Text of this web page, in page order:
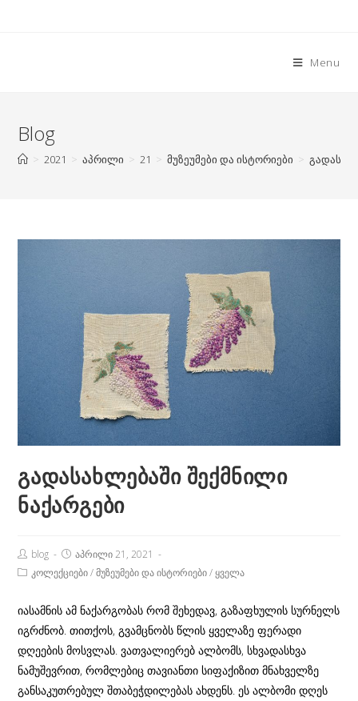
Menu
Blog
> 2021 > აპრილი > 21 > მუზეუმები და ისტორიები >
გადასახლებაში შექმნილი
ნაქარგები
Post
Author:
blog
Post
published:
აპრილი 21, 2021
Postკოლექციები / მუზეუმები და ისტორიები / ყველა
იასამნის ამ ნაქარგობას რომ შეხედავ, გაზაფხულის სურნელს
იგრძნობ. თითქოს, გვამცნობს წლის ყველაზე ფერადი
დღეების მოსვლას. ვათვალიერებ ალბომს, სხვადასხვა
ნამუშევრით, რომლებიც თავიანთი სიფაქიზით მნახველზე
განსაკუთრებულ შთაბეჭდილებას ახდენს. ეს ალბომი დღეს